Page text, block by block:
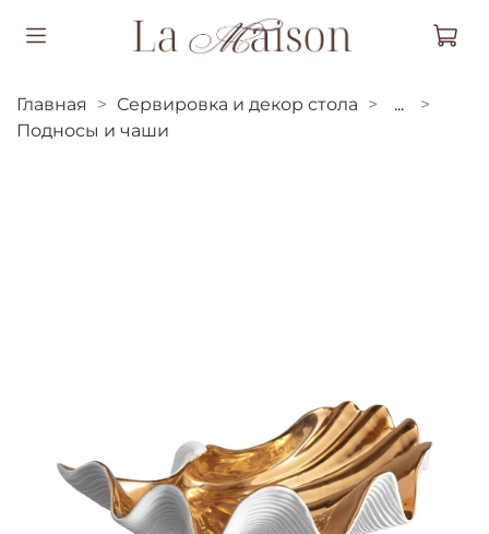
Главная Сервировка и декор стола
...
Подносы и чаши